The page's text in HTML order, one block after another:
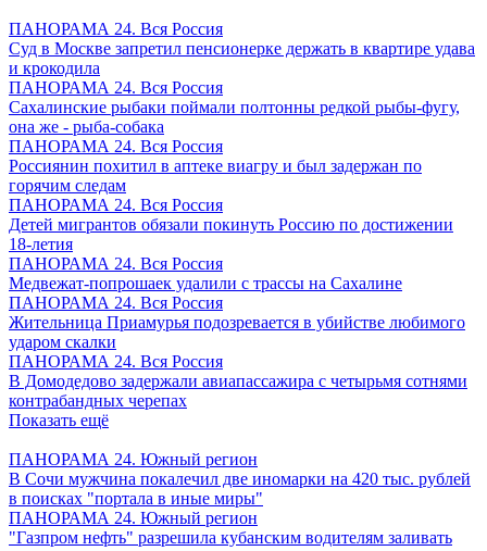
ПАНОРАМА 24. Вся Россия
Суд в Москве запретил пенсионерке держать в квартире удава
и крокодила
ПАНОРАМА 24. Вся Россия
Сахалинские рыбаки поймали полтонны редкой рыбы-фугу,
она же - рыба-собака
ПАНОРАМА 24. Вся Россия
Россиянин похитил в аптеке виагру и был задержан по
горячим следам
ПАНОРАМА 24. Вся Россия
Детей мигрантов обязали покинуть Россию по достижении
18-летия
ПАНОРАМА 24. Вся Россия
Медвежат-попрошаек удалили с трассы на Сахалине
ПАНОРАМА 24. Вся Россия
Жительница Приамурья подозревается в убийстве любимого
ударом скалки
ПАНОРАМА 24. Вся Россия
В Домодедово задержали авиапассажира с четырьмя сотнями
контрабандных черепах
Показать ещё
ПАНОРАМА 24. Южный регион
В Сочи мужчина покалечил две иномарки на 420 тыс. рублей
в поисках "портала в иные миры"
ПАНОРАМА 24. Южный регион
"Газпром нефть" разрешила кубанским водителям заливать